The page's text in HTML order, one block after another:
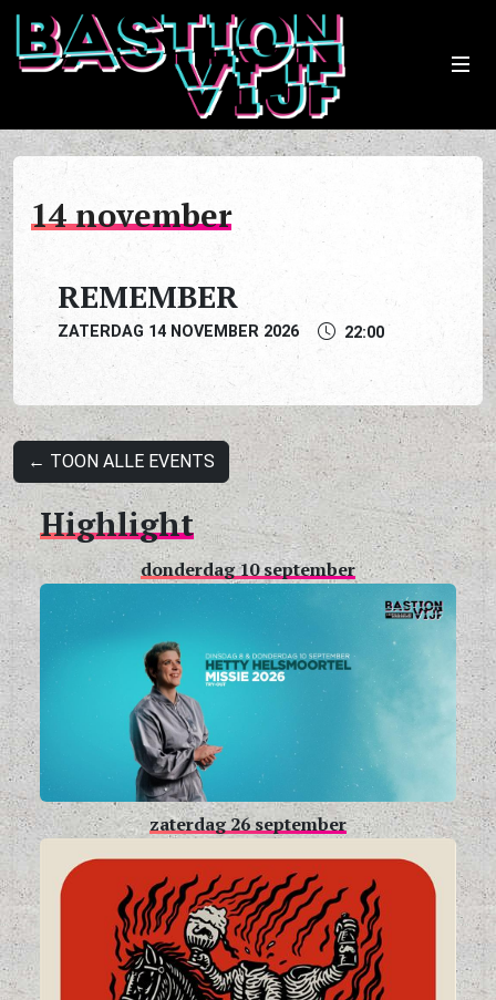
14november
REMEMBER
ZATERDAG 14 NOVEMBER 2026 22:00
← TOON ALLE EVENTS
Highlight
donderdag 10 september
zaterdag 26 september